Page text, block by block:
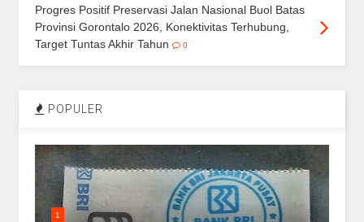
Progres Positif Preservasi Jalan Nasional Buol Batas
Provinsi Gorontalo 2026, Konektivitas Terhubung,
Target Tuntas Akhir Tahun
0
POPULER
1